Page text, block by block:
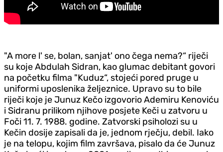
"A more l' se, bolan, sanjat' ono čega nema?“ riječi
su koje Abdulah Sidran, kao glumac debitant govori
na početku filma "Kuduz“, stojeći pored pruge u
uniformi uposlenika željeznice. Upravo su to bile
riječi koje je Junuz Kečo izgovorio Ademiru Kenoviću
i Sidranu prilikom njihove posjete Keči u zatvoru u
Foči 11. 7. 1988. godine. Zatvorski psiholozi su u
Kečin dosije zapisali da je, jednom rječju, debil. Iako
je na telopu, kojim film završava, pisalo da će Junuz